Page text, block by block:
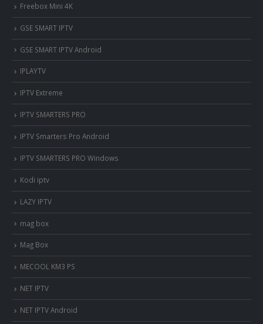
Freebox Mini 4K
‎GSE SMART IPTV
GSE SMART IPTV Android
IPLAYTV
IPTV Extreme
IPTV SMARTERS PRO
IPTV Smarters Pro Android
IPTV SMARTERS PRO Windows
Kodi iptv
LAZY IPTV
mag box
Mag Box
MECOOL KM3 PS
NET IPTV
NET IPTV Android